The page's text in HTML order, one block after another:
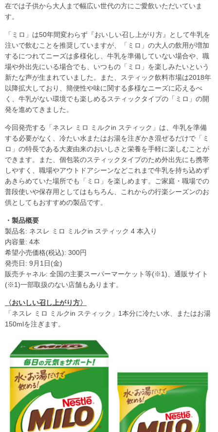
在では子供から大人まで幅広い世代の方にご愛飲いただいていま
す。
「ミロ」は50年間変わらず『おいしい召し上がり方』として牛乳を
注いで飲むことを推奨していますが、「ミロ」の大人の飲用が増加
するにつれてニーズは多様化し、牛乳を準備していない場合や、職
場や外出先にいる場合でも、いつもの「ミロ」を楽しみたいという
新たな声が生まれていました。また、スティック飲料市場は2018年
以降拡大しており、簡便性や味に関する多様なニーズに応えるべ
く、牛乳がない環境でも楽しめるスティックタイプの「ミロ」の開
発を進めてきました。
今回発売する「ネスレ ミロ ミルクin スティック」は、牛乳を準備
する必要がなく、冷たい水またはお湯を注ぎかき混ぜるだけで「ミ
ロ」の特長である大麦由来のおいしさと栄養を手軽に楽しむことが
できます。また、個包装のスティックタイプのため外出先にも携帯
しやすく、職場やアウトドアシーンなどこれまで牛乳を持ち込めず
あきらめていた場所でも「ミロ」を楽しめます。ご家庭・職場での
普段使いや保存用としてはもちろん、これからの行楽シーズンのお
供としてもおすすめの製品です。
・製品概要
製品名: ネスレ ミロ ミルクin スティック 4 本入り
内容量: 4本
希望小売価格(税込): 300円
発売日: 9月1日(金)
販売チャネル: 全国の主要スーパーマーケット等(※1)、通販サイト
(※1)一部取扱のない店舗もあります。
〈おいしい召し上がり方〉
「ネスレ ミロ ミルクin スティック」1本分に冷たい水、またはお湯
150mlを注ぎます。